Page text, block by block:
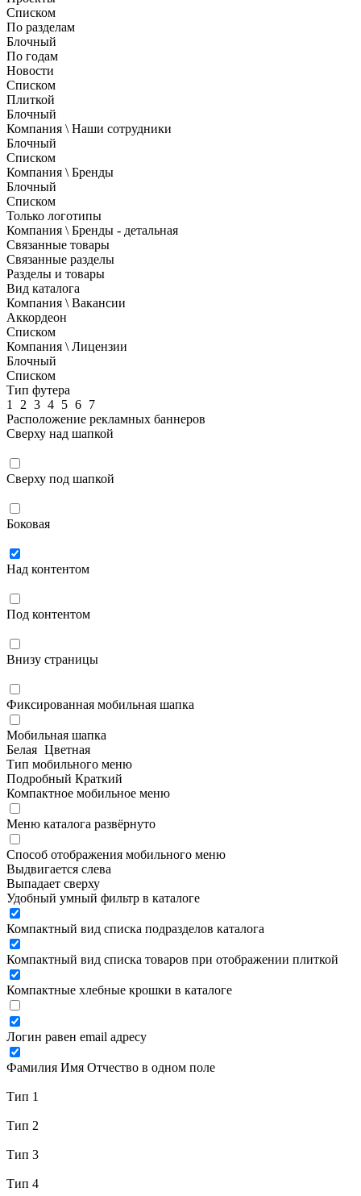
Списком
По разделам
Блочный
По годам
Новости
Списком
Плиткой
Блочный
Компания \ Наши сотрудники
Блочный
Списком
Компания \ Бренды
Блочный
Списком
Только логотипы
Компания \ Бренды - детальная
Связанные товары
Связанные разделы
Разделы и товары
Вид каталога
Компания \ Вакансии
Аккордеон
Списком
Компания \ Лицензии
Блочный
Списком
Тип футера
1
2 3 4 5 6 7
Расположение рекламных баннеров
Сверху над шапкой
Сверху под шапкой
Боковая
Над контентом
Под контентом
Внизу страницы
Фиксированная мобильная шапка
Мобильная шапка
Белая Цветная
Тип мобильного меню
Подробный Краткий
Компактное мобильное меню
Меню каталога развёрнуто
Способ отображения мобильного меню
Выдвигается слева
Выпадает сверху
Удобный умный фильтр в каталоге
Компактный вид списка подразделов каталога
Компактный вид списка товаров при отображении плиткой
Компактные хлебные крошки в каталоге
Логин равен email адресу
Фамилия Имя Отчество в одном поле
Тип 1
Тип 2
Тип 3
Тип 4